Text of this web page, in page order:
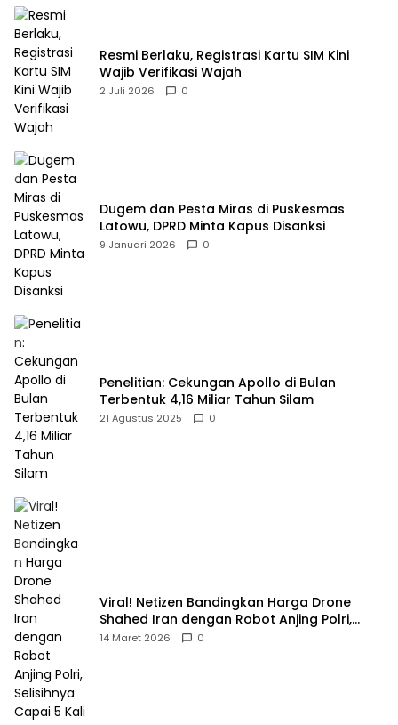
Resmi Berlaku, Registrasi Kartu SIM Kini
Wajib Verifikasi Wajah
2 Juli 2026 0
Dugem dan Pesta Miras di Puskesmas
Latowu, DPRD Minta Kapus Disanksi
9 Januari 2026 0
Penelitian: Cekungan Apollo di Bulan
Terbentuk 4,16 Miliar Tahun Silam
21 Agustus 2025 0
Viral! Netizen Bandingkan Harga Drone
Shahed Iran dengan Robot Anjing Polri,
Selisihnya Capai 5 Kali Lipat
14 Maret 2026 0